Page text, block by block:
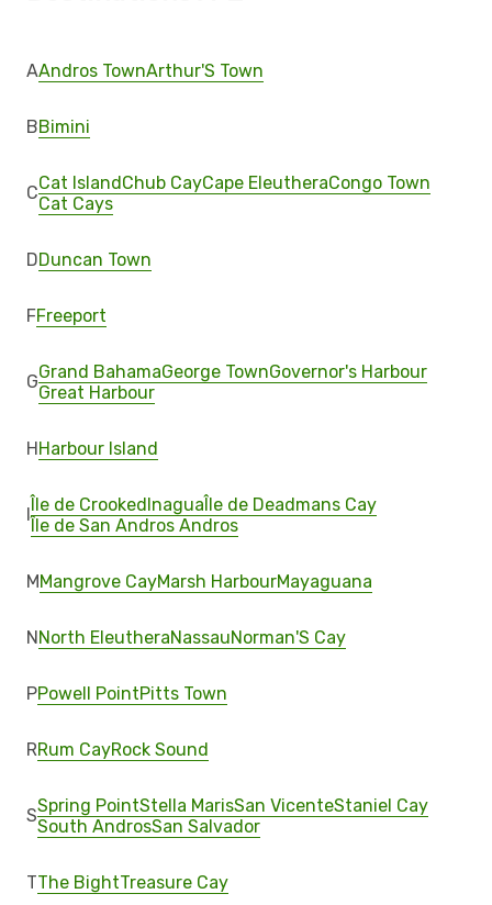
AAndros TownArthur'S Town
BBimini
CCat IslandChub CayCape EleutheraCongo Town
Cat Cays
DDuncan Town
FFreeport
GGrand BahamaGeorge TownGovernor's Harbour
Great Harbour
HHarbour Island
IÎle de CrookedInaguaÎle de Deadmans Cay
Île de San Andros Andros
MMangrove CayMarsh HarbourMayaguana
NNorth EleutheraNassauNorman'S Cay
PPowell PointPitts Town
RRum CayRock Sound
SSpring PointStella MarisSan VicenteStaniel Cay
South AndrosSan Salvador
TThe BightTreasure Cay